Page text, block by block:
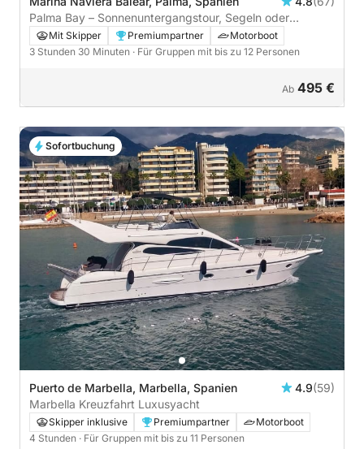
Palma Bay – Sonnenuntergangstour, Segeln oder
Motorboot zu einem Meeresschutzgebiet,
Wasserspielzeug
Mit Skipper Premiumpartner
Motorboot
3 Stunden 30 Minuten · Für Gruppen mit bis zu 12 Personen
Ab 495 €
Puerto de Marbella, Marbella, Spanien 4.9(59)
Marbella Kreuzfahrt Luxusyacht
Skipper inklusive Premiumpartner
Motorboot
4 Stunden · Für Gruppen mit bis zu 11 Personen
Sofortbuchung